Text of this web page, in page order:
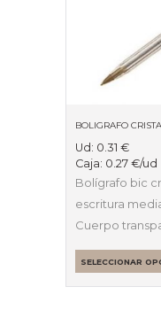
BOLIGRAFO
Ud: 0.31 €
Caja: 0.27 €/ud
Bolígrafo bic
escritura
Cuerpo
SELECCIONAR